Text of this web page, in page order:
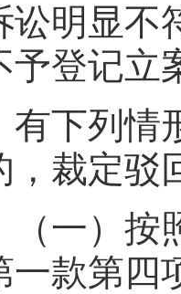
讼明显不
予登记立
列情形
，裁定驳
）按照
一款第四